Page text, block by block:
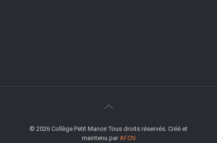
© 2026 Collège Petit Manoir Tous droits réservés. Créé et
maintenu parAFCN